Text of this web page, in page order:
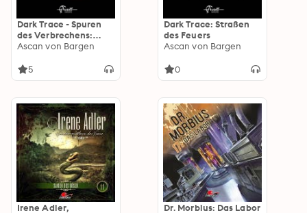
Dark Trace - Spuren
des Verbrechens:
Mörderisches
Ascan von Bargen
5
Dark Trace: Straßen
des Feuers
Ascan von Bargen
0
Irene Adler,
Dr. Morbius: Das Labor